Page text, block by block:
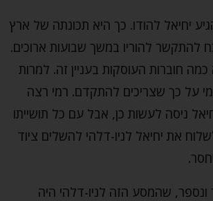
יחיאל להודו. כך היא תכונתה של ארץ
להתקשר להוריו במשך שבועות ארוכים.
חוברות העוסקות בעניין זה. למרות
על כך שצריכים להתקדם. רמי רצה
ניסה לעשות כן, אבל עם כל תושייתו
את יחיאל לניו-דלהי להשלים ציוד
שהמסע הזה לניו-דלהי היה